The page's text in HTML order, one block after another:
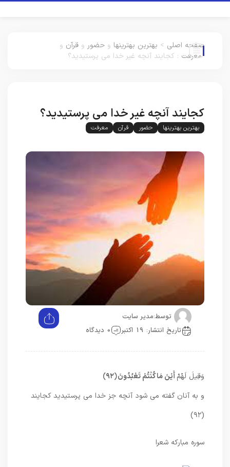
صفحه اصلی > بهترین بهترینها و حضور و قرآن و
معرفت : کجایند آنچه غیر خدا می پرستیدید؟
کجایند آنچه غیر خدا می پرستیدید؟
بهترین بهترینها حضور قرآن معرفت
توسط:مدیر سایت
تاریخ انتشار: 19 اکتبر
0 دیدگاه
وَقِيلَ لَهُمْأَيْنَ مَا كُنْتُمْ تَعْبُدُونَ﴿۹۲﴾
و به آنان گفته مى ‏شود آنچه جز خدا مى ‏پرستيديد كجايند
(۹۲)
سوره مبارکه شعرا